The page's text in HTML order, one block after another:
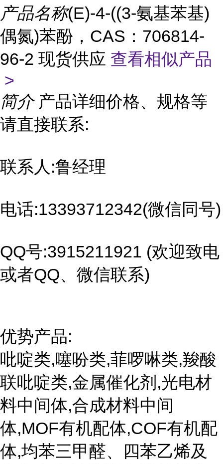
产品名称(E)-4-((3-氨基苯基)
偶氮)苯酚，CAS：706814-
96-2 现货供应 查看相似产品
>
简介 产品详细价格、规格等
请直接联系:
联系人:鲁经理
电话:13393712342(微信同号)
QQ号:3915211921 (欢迎致电
或者QQ、微信联系)
优势产品:
吡啶类,噻吩类,菲啰啉类,羧酸
联吡啶类,金属催化剂,光电材
料中间体,合成材料中间
体,MOF有机配体,COF有机配
体,均苯三甲醛、四苯乙烯及